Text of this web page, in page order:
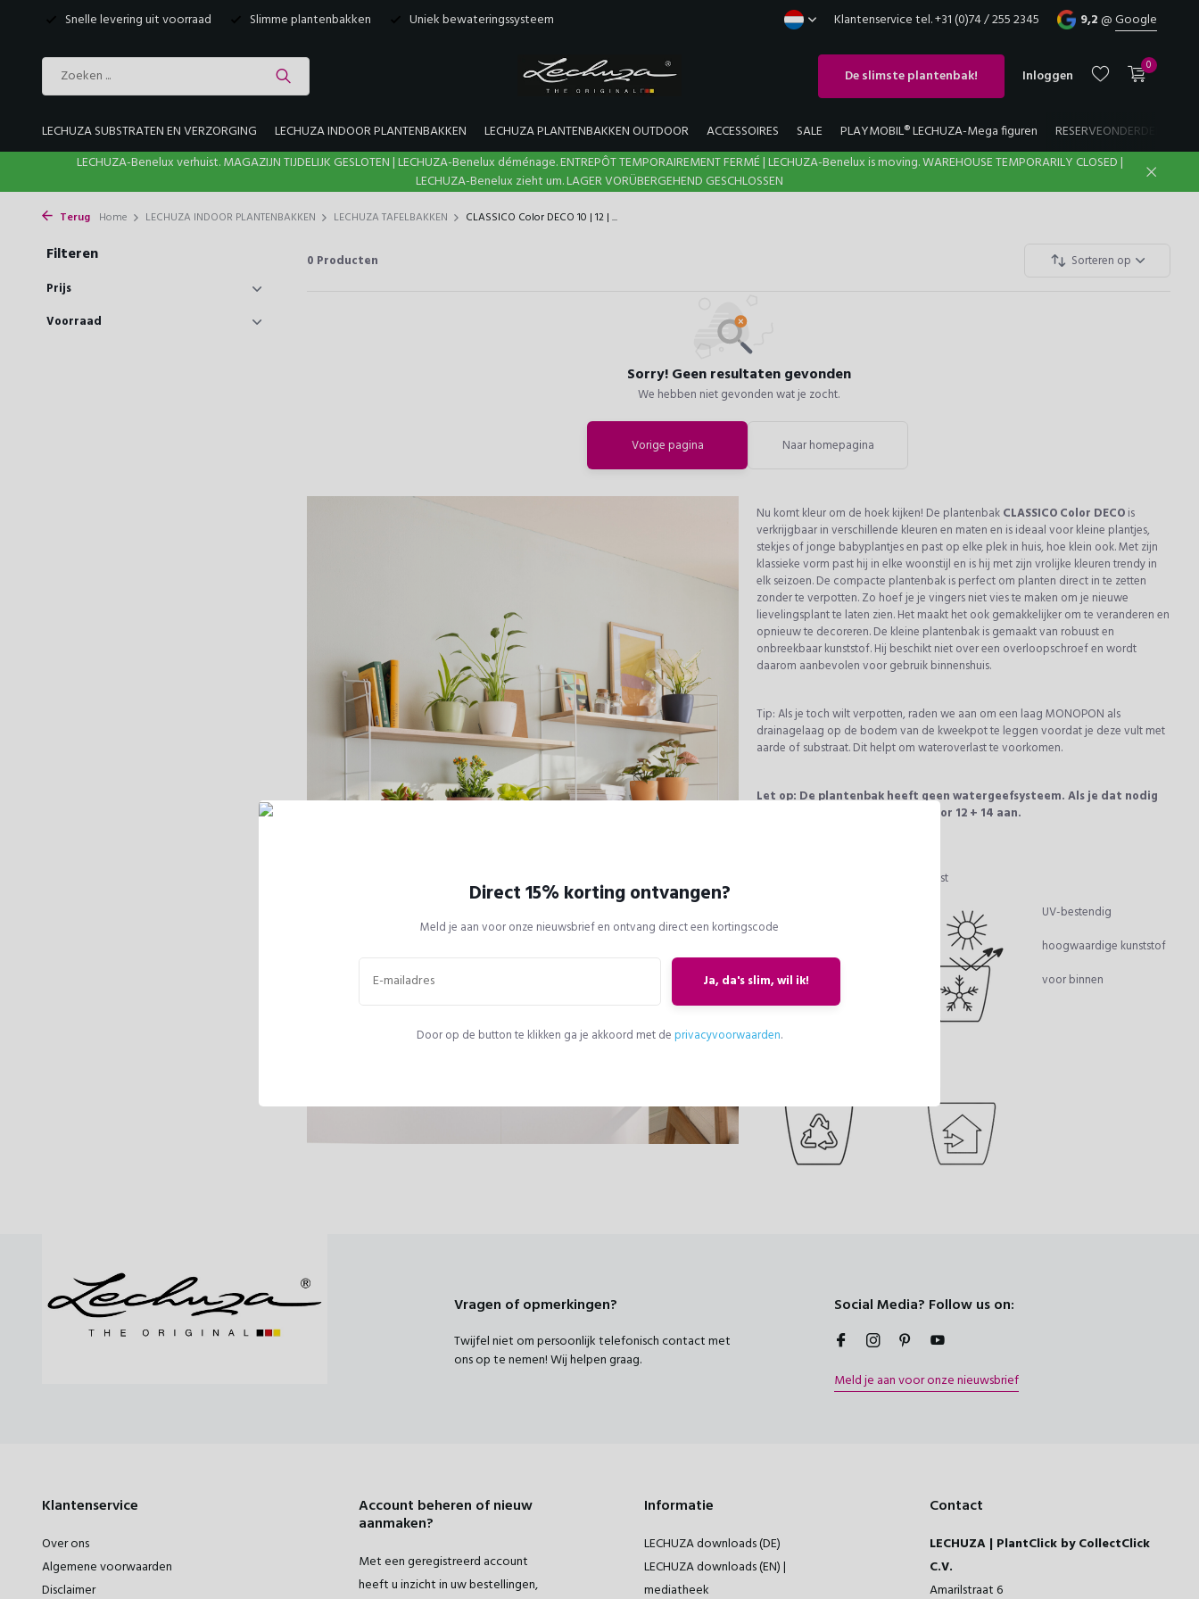
Direct 15% korting ontvangen?
Meld je aan voor onze nieuwsbrief en ontvang direct een kortingscode
Ja, da's slim, wil ik!
Door op de button te klikken ga je akkoord met deprivacyvoorwaarden.
Snelle levering uit voorraad Slimme plantenbakken Uniek bewateringssysteem Klantenservice tel. +31 (0)74 / 255 2345 9,2@Google
De slimste plantenbak! Inloggen
0
LECHUZA SUBSTRATEN EN VERZORGING LECHUZA INDOOR PLANTENBAKKEN LECHUZA PLANTENBAKKEN OUTDOOR ACCESSOIRES SALE PLAYMOBIL® LECHUZA-Mega figuren RESERVEONDERDELEN
LECHUZA-Benelux verhuist. MAGAZIJN TIJDELIJK GESLOTEN | LECHUZA-Benelux déménage. ENTREPÔT TEMPORAIREMENT FERMÉ | LECHUZA-Benelux is moving. WAREHOUSE TEMPORARILY CLOSED |
LECHUZA-Benelux zieht um. LAGER VORÜBERGEHEND GESCHLOSSEN
Terug Home LECHUZA INDOOR PLANTENBAKKEN LECHUZA TAFELBAKKEN CLASSICO Color DECO 10 | 12 | ...
Filteren
Prijs
Voorraad
0 Producten Sorteren op
Sorry! Geen resultaten gevonden
We hebben niet gevonden wat je zocht.
Vorige pagina Naar homepagina
Nu komt kleur om de hoek kijken! De plantenbakCLASSICO Color DECOis
verkrijgbaar in verschillende kleuren en maten en is ideaal voor kleine plantjes,
stekjes of jonge babyplantjes en past op elke plek in huis, hoe klein ook. Met zijn
klassieke vorm past hij in elke woonstijl en is hij met zijn vrolijke kleuren trendy in
elk seizoen. De compacte plantenbak is perfect om planten direct in te zetten
zonder te verpotten. Zo hoef je je vingers niet vies te maken om je nieuwe
lievelingsplant te laten zien. Het maakt het ook gemakkelijker om te veranderen en
opnieuw te decoreren. De kleine plantenbak is gemaakt van robuust en
onbreekbaar kunststof. Hij beschikt niet over een overloopschroef en wordt
daarom aanbevolen voor gebruik binnenshuis.
Tip: Als je toch wilt verpotten, raden we aan om een laag MONOPON als
drainagelaag op de bodem van de kweekpot te leggen voordat je deze vult met
aarde of substraat. Dit helpt om wateroverlast te voorkomen.
Let op: De plantenbak heeft geen watergeefsysteem. Als je dat nodig
hebt, raden we de CLASSICO Color 12 + 14 aan.
breukvast
UV-bestendig
hoogwaardige kunststof
voor binnen
Vragen of opmerkingen?
Twijfel niet om persoonlijk telefonisch contact met
ons op te nemen! Wij helpen graag.
Social Media? Follow us on:
Meld je aan voor onze nieuwsbrief
Klantenservice
Over ons
Algemene voorwaarden
Disclaimer
Account beheren of nieuw
aanmaken?
Met een geregistreerd account
heeft u inzicht in uw bestellingen,
Informatie
LECHUZA downloads (DE)
LECHUZA downloads (EN) |
mediatheek
Contact
LECHUZA | PlantClick by CollectClick
C.V.
Amarilstraat 6